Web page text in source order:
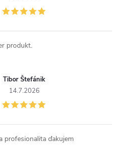
produkt.
Tibor Štefánik
14.7.2026
profesionalita ďakujem